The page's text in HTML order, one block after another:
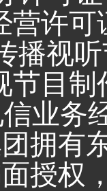
营许可
播视
节目
业务
拥有
授权